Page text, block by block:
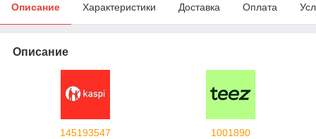
Описание Характеристики Доставка Оплата
Описание
145193547
1001890